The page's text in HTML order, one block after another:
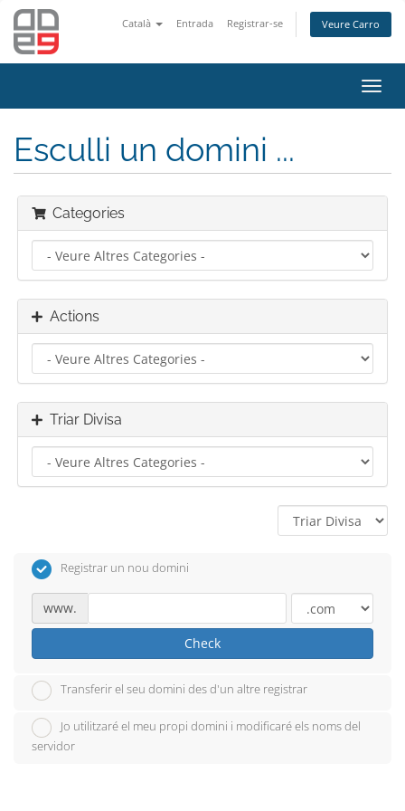
Català Entrada Registrar-se Veure Carro
Esculli un domini ...
Categories
Actions
Triar Divisa
Registrar un nou domini
www.
Check
Transferir el seu domini des d'un altre registrar
Jo utilitzaré el meu propi domini i modificaré els noms del
servidor